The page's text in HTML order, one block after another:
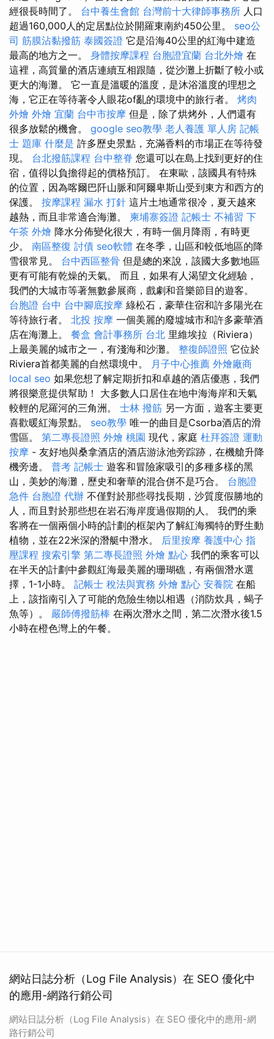
經很長時間了。 台中養生會館 台灣前十大律師事務所 人口
超過160,000人的定居點位於開羅東南約450公里。 seo公
司 筋膜沾黏撥筋 泰國簽證 它是沿海40公里的紅海中建造
最高的地方之一。 身體按摩課程 台胞證宜蘭 台北外燴 在
這裡，高質量的酒店連續互相跟隨，從沙灘上折斷了較小或
更大的海灘。 它一直是溫暖的溫度，是沐浴溫度的理想之
海，它正在等待著令人眼花of亂的環境中的旅行者。 烤肉
外燴 外燴 宜蘭 台中市按摩 但是，除了烘烤外，人們還有
很多放鬆的機會。 google seo教學 老人養護 單人房 記帳
士 題庫 什麼是 許多歷史景點，充滿香料的市場正在等待發
現。 台北撥筋課程 台中整脊 您還可以在島上找到更好的住
宿，值得以負擔得起的價格預訂。 在東歐，該國具有特殊
的位置，因為喀爾巴阡山脈和阿爾卑斯山受到東方和西方的
保護。 按摩課程 漏水 打針 這片土地通常很冷，夏天越來
越熱，而且非常適合海灘。 柬埔寨簽證 記帳士 不補習 下
午茶 外燴 降水分佈變化很大，有時一個月降雨，有時更
少。 南區整復 討債 seo軟體 在冬季，山區和較低地區的降
雪很常見。 台中西區整骨 但是總的來說，該國大多數地區
更有可能有乾燥的天氣。 而且，如果有人渴望文化經驗，
我們的大城市等著無數參展商，戲劇和音樂節目的遊客。
台胞證 台中 台中腳底按摩 綠松石，豪華住宿和許多陽光在
等待旅行者。 北投 按摩 一個美麗的廢墟城市和許多豪華酒
店在海灘上。 餐盒 會計事務所 台北 里維埃拉（Riviera）
上最美麗的城市之一，有淺海和沙灘。 整復師證照 它位於
Riviera首都美麗的自然環境中。 月子中心推薦 外燴廠商
local seo 如果您想了解定期折扣和卓越的酒店優惠，我們
將很樂意提供幫助！ 大多數人口居住在地中海海岸和天氣
較輕的尼羅河的三角洲。 士林 撥筋 另一方面，遊客主要更
喜歡暖紅海景點。 seo教學 唯一的曲目是Csorba酒店的滑
雪區。 第二專長證照 外燴 桃園 現代，家庭 杜拜簽證 運動
按摩 - 友好地與桑拿酒店的酒店游泳池旁踪跡，在機艙升降
機旁邊。 普考 記帳士 遊客和冒險家吸引的多種多樣的黑
山，美妙的海灘，歷史和奢華的混合併不是巧合。 台胞證
急件 台胞證 代辦 不僅對於那些尋找長期，沙質度假勝地的
人，而且對於那些想在岩石海岸度過假期的人。 我們的乘
客將在一個兩個小時的計劃的框架內了解紅海獨特的野生動
植物，並在22米深的潛艇中潛水。 后里按摩 養護中心 指
壓課程 搜索引擎 第二專長證照 外燴 點心 我們的乘客可以
在半天的計劃中參觀紅海最美麗的珊瑚礁，有兩個潛水選
擇，1-1小時。 記帳士 稅法與實務 外燴 點心 安養院 在船
上，該指南引入了可能的危險生物以相遇（消防炊具，蝎子
魚等）。 嚴師傅撥筋棒 在兩次潛水之間，第二次潛水後1.5
小時在橙色灣上的午餐。
網站日誌分析（Log File Analysis）在 SEO 優化中
的應用-網路行銷公司
網站日誌分析（Log File Analysis）在 SEO 優化中的應用-網
路行銷公司